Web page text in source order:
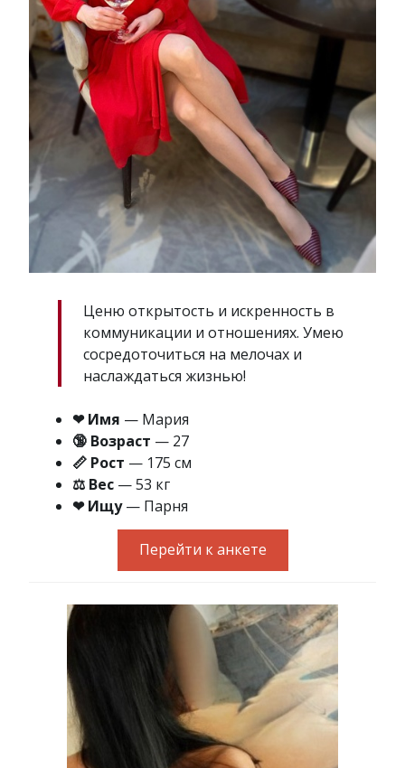
Ценю открытость и искренность в
коммуникации и отношениях. Умею
сосредоточиться на мелочах и
наслаждаться жизнью!
❤ Имя — Мария
🔞 Возраст — 27
📏 Рост — 175 см
⚖ Вес — 53 кг
❤ Ищу— Парня
Перейти к анкете